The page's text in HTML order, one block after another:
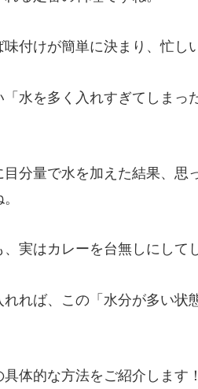
付けが簡単に決まり、忙し
水を多く入れすぎてしまっ
分量で水を加えた結果、思
実はカレーを台無しにして
れば、この「水分が多い状
体的な方法をご紹介します！